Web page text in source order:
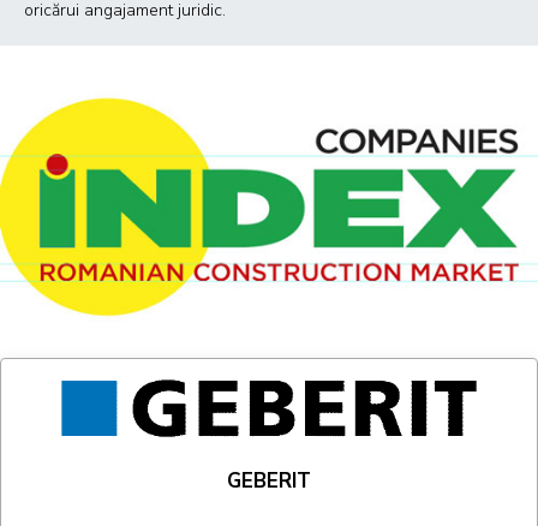
oricărui angajament juridic.
GEBERIT